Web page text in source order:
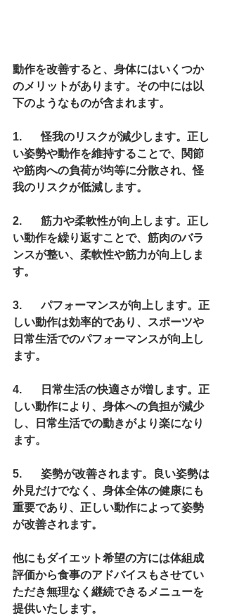
動作を改善すると、身体にはいくつか
のメリットがあります。その中には以
下のようなものが含まれます。
1.	怪我のリスクが減少します。正し
い姿勢や動作を維持することで、関節
や筋肉への負荷が均等に分散され、怪
我のリスクが低減します。
2.	筋力や柔軟性が向上します。正し
い動作を繰り返すことで、筋肉のバラ
ンスが整い、柔軟性や筋力が向上しま
す。
3.	パフォーマンスが向上します。正
しい動作は効率的であり、スポーツや
日常生活でのパフォーマンスが向上し
ます。
4.	日常生活の快適さが増します。正
しい動作により、身体への負担が減少
し、日常生活での動きがより楽になり
ます。
5.	姿勢が改善されます。良い姿勢は
外見だけでなく、身体全体の健康にも
重要であり、正しい動作によって姿勢
が改善されます。
他にもダイエット希望の方には体組成
評価から食事のアドバイスもさせてい
ただき無理なく継続できるメニューを
提供いたします。